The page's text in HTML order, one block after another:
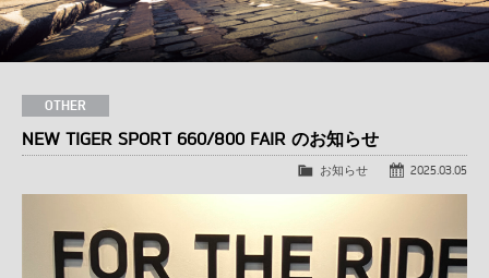
アップデート
店舗情報
採用情報
TRIUMPH OFFICIAL SITE
LINE FacebookInstagram
X
OTHER
NEW TIGER SPORT 660/800 FAIR のお知らせ
2025.03.05
お知らせ